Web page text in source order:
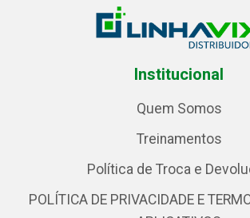
Institucional
Quem Somos
Treinamentos
Política de Troca e
POLÍTICA DE PRIVACIDADE E